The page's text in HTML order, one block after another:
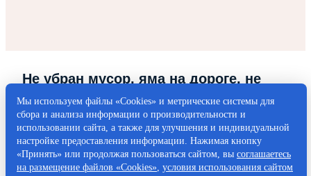
Не убран мусор, яма на дороге, не
горит фонарь?
Столкнулись с проблемой — сообщите о ней!
Написать о проблеме
Мы используем файлы «Cookies» и метрические системы для
сбора и анализа информации о производительности и
использовании сайта, а также для улучшения и индивидуальной
настройке предоставления информации. Нажимая кнопку
«Принять» или продолжая пользоваться сайтом, вы соглашаетесь
на размещение файлов «Cookies», условия использования сайтом